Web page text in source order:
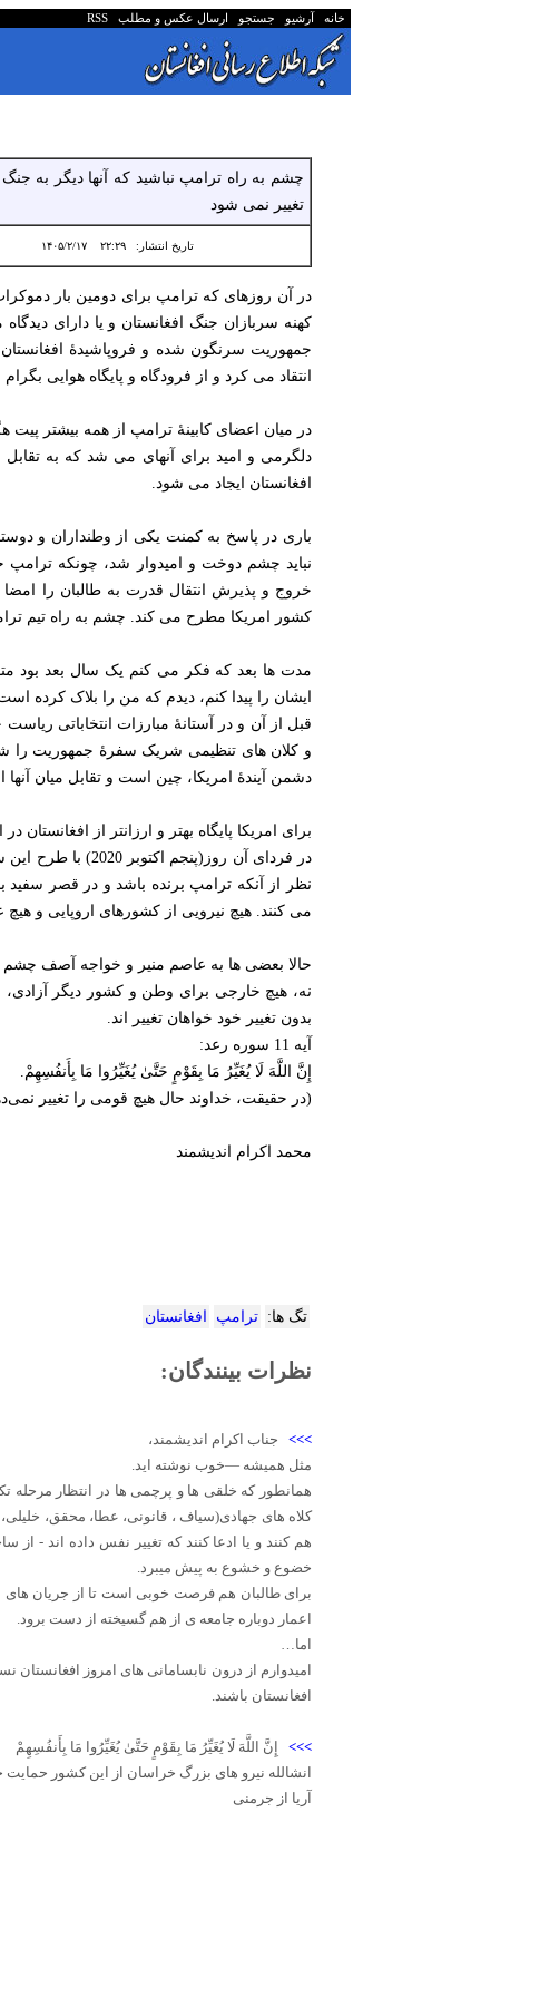
خانه آرشیو جستجو ارسال عکس و مطلب RSS
چشم به راه ترامپ نباشید که آنها دیگر به
تغییر نمی شود
تاریخ انتشار:۲۲:۲۹ ۱۴۰۵/۲/۱۷
کهنه سربازان جنگ افغانستان و یا دارای
جمهوریت سرنگون شده و فروپاشیدۀ
انتقاد می کرد و از فرودگاه و پایگاه هوایی
در میان اعضای کابینۀ ترامپ از همه بیشتر پیت
دلگرمی و امید برای آنهای می شد که به تقابل
افغانستان ایجاد می شود.
باری در پاسخ به کمنت یکی از وطنداران و
نباید چشم دوخت و امیدوار شد، چونکه ترامپ
خروج و پذیرش انتقال قدرت به طالبان را
کشور امریکا مطرح می کند. چشم به راه تیم
مدت ها بعد که فکر می کنم یک سال بعد بود
ایشان را پیدا کنم، دیدم که من را بلاک کرده
و کلان های تنظیمی شریک سفرۀ جمهوریت را
دشمن آیندۀ امریکا، چین است و تقابل میان آنها
برای امریکا پایگاه بهتر و ارزانتر از افغانستان
در فردای آن
نظر از آنکه ترامپ برنده باشد و در قصر سفید
می کنند. هیچ نیرویی از کشورهای اروپایی و
حالا بعضی ها به عاصم منیر و خواجه آصف چشم
نه، هیچ خارجی برای وطن و کشور دیگر
بدون تغییر خود خواهان تغییر اند.
آیه 11 سوره رعد:
إِنَّ اللَّهَ لَا یُغَیِّرُ مَا بِقَوْمٍ حَتَّیٰ یُغَیِّرُوا مَا بِأَنفُسِهِمْ.
(در حقیقت، خداوند حال هیچ قومی را تغییر
محمد اکرام اندیشمند
تگ ها: ترامپ افغانستان
نظرات بینندگان:
>>> جناب اکرام اندیشمند،
مثل همیشه —خوب نوشته اید.
همانطور که خلقی ها و پرچمی ها در انتظار
کلاه های جهادی(سیاف ، قانونی، عطا، محقق،
هم کنند و یا ادعا کنند که تغییر نفس داده اند - از
خضوع و خشوع به پیش میبرد.
برای طالبان هم فرصت خوبی است تا از جریان های
اعمار دوباره جامعه ی از هم گسیخته از دست برود.
اما…
امیدوارم از درون نابسامانی های امروز
افغانستان باشند.
>>> إِنَّ اللَّهَ لَا یُغَیِّرُ مَا بِقَوْمٍ حَتَّیٰ یُغَیِّرُوا مَا بِأَنفُسِهِمْ
انشالله نیرو های بزرگ خراسان از این کشور
آریا از جرمنی